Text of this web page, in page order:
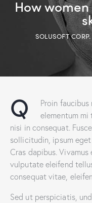
How
SOLUSOFT CORP.
Q
Proin faucibus
elementum
nisi in consequat.
sollicitudin, ipsum
Cras dapibus. Vivamus
vulputate eleifend
consequat vitae,
Sed ut perspiciatis,